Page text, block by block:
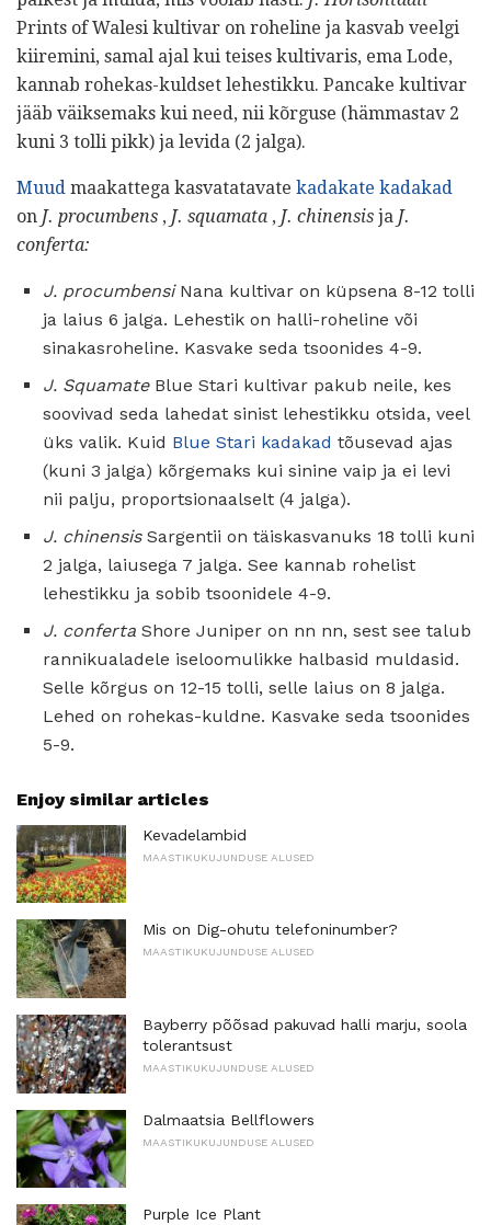
Prints of Walesi kultivar on roheline ja kasvab veelgi
kiiremini, samal ajal kui teises kultivaris, ema Lode,
kannab rohekas-kuldset lehestikku. Pancake kultivar
jääb väiksemaks kui need, nii kõrguse (hämmastav 2
kuni 3 tolli pikk) ja levida (2 jalga).
Muud maakattega kasvatatavate kadakate kadakad
on J. procumbens , J. squamata , J. chinensis ja J.
conferta:
J. procumbensiNana kultivar on küpsena 8-12 tolli
ja laius 6 jalga. Lehestik on halli-roheline või
sinakasroheline. Kasvake seda tsoonides 4-9.
J. SquamateBlue Stari kultivar pakub neile, kes
soovivad seda lahedat sinist lehestikku otsida, veel
üks valik. Kuid Blue Stari kadakad tõusevad ajas
(kuni 3 jalga) kõrgemaks kui sinine vaip ja ei levi
nii palju, proportsionaalselt (4 jalga).
J. chinensisSargentii on täiskasvanuks 18 tolli kuni
2 jalga, laiusega 7 jalga. See kannab rohelist
lehestikku ja sobib tsoonidele 4-9.
J. conferta Shore Juniper on nn nn, sest see talub
rannikualadele iseloomulikke halbasid muldasid.
Selle kõrgus on 12-15 tolli, selle laius on 8 jalga.
Lehed on rohekas-kuldne. Kasvake seda tsoonides
5-9.
Enjoy similar articles
Kevadelambid
MAASTIKUKUJUNDUSE ALUSED
Mis on Dig-ohutu telefoninumber?
MAASTIKUKUJUNDUSE ALUSED
Bayberry põõsad pakuvad halli marju, soola
tolerantsust
MAASTIKUKUJUNDUSE ALUSED
Dalmaatsia Bellflowers
MAASTIKUKUJUNDUSE ALUSED
Purple Ice Plant